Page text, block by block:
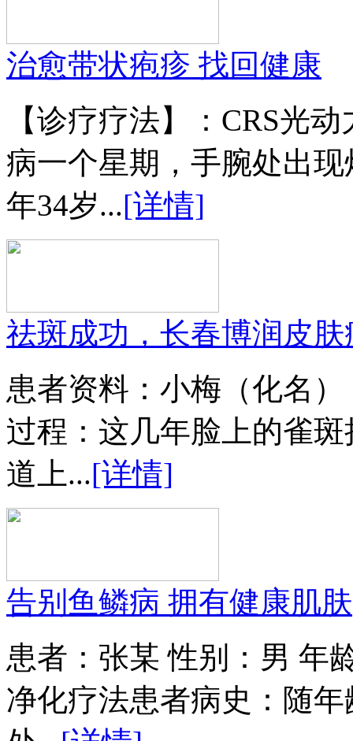
治愈带状疱疹 找回健康
【诊疗疗法】：CRS光
病一个星期，手腕处出
年34岁...[详情]
祛斑成功，长春博润皮
患者资料：小梅（化名
过程：这几年脸上的雀
道上...[详情]
告别鱼鳞病 拥有健康肌肤
患者：张某 性别：男 年
净化疗法患者病史：随